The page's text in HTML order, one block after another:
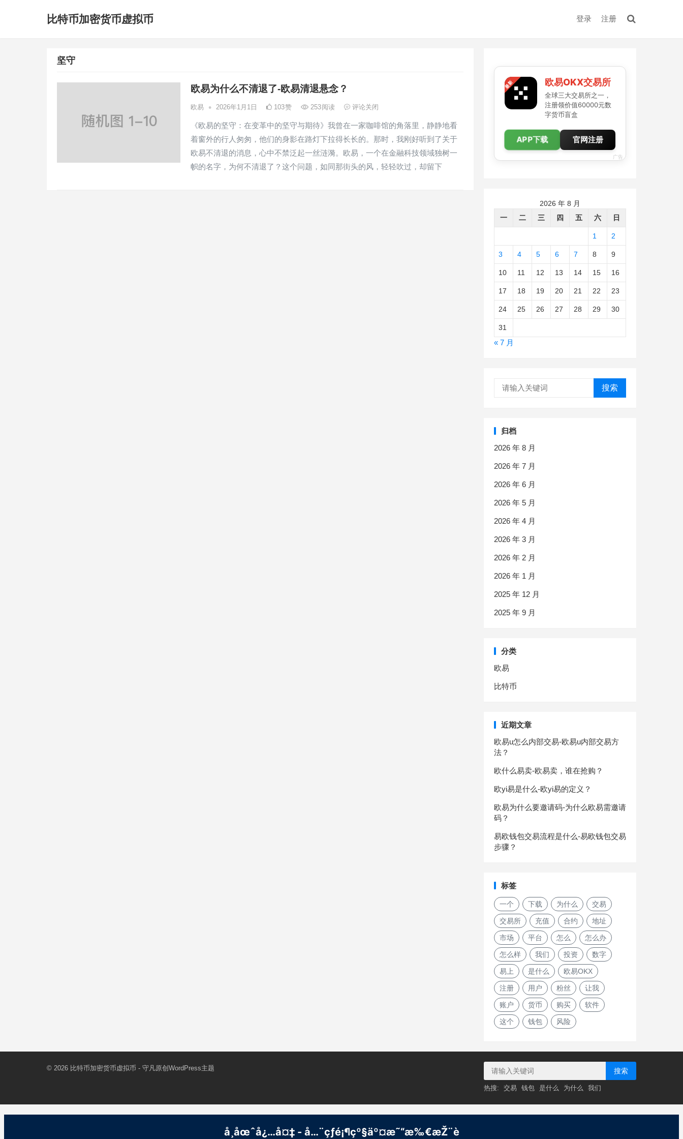
比特币加密货币虚拟币 登录 注册
坚守
欧易为什么不清退了-欧易清退悬念？
欧易 • 2026年1月1日 103赞 253阅读 评论关闭
《欧易的坚守：在变革中的坚守与期待》我曾在一家咖啡馆的角落里，静静地看
着窗外的行人匆匆，他们的身影在路灯下拉得长长的。那时，我刚好听到了关于
欧易不清退的消息，心中不禁泛起一丝涟漪。欧易，一个在金融科技领域独树一
帜的名字，为何不清退了？这个问题，如同那街头的风，轻轻吹过，却留下
欧易OKX交易所
全球三大交易所之一，
注册领价值60000元数
字货币盲盒
APP下载 官网注册
广告
2026 年 8 月
一
二 三 四 五 六 日
1 2
3 4 5 6 7 8 9
10 11 12 13 14 15 16
17 18 19 20 21 22 23
24 25 26 27 28 29 30
31
« 7 月
搜索
归档
2026 年 8 月
2026 年 7 月
2026 年 6 月
2026 年 5 月
2026 年 4 月
2026 年 3 月
2026 年 2 月
2026 年 1 月
2025 年 12 月
2025 年 9 月
分类
欧易
比特币
近期文章
欧易u怎么内部交易-欧易u内部交易方
法？
欧什么易卖-欧易卖，谁在抢购？
欧yi易是什么-欧yi易的定义？
欧易为什么要邀请码-为什么欧易需邀请
码？
易欧钱包交易流程是什么-易欧钱包交易
步骤？
标签
一个 下载 为什么 交易
交易所 充值 合约 地址
市场 平台 怎么 怎么办
怎么样 我们 投资 数字
易上 是什么 欧易OKX
注册 用户 粉丝 让我
账户 货币 购买 软件
这个 钱包 风险
© 2026 比特币加密货币虚拟币 - 守凡原创 WordPress主题 搜索
热搜: 交易 钱包 是什么 为什么 我们